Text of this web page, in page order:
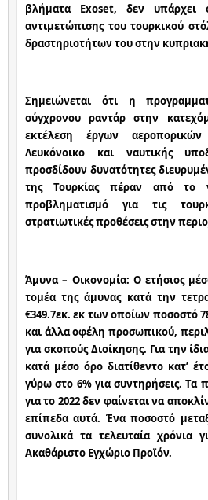
βλήματα Exoset, δεν υπάρχει
αντιμετώπισης του τουρκικού
δραστηριοτήτων του στην
Σημειώνεται ότι η
σύγχρονου ραντάρ στην
εκτέλεση έργων
Λευκόνοικο και ναυτικής
προσδίδουν δυνατότητες
της Τουρκίας πέραν από το
προβληματισμό για τις
στρατιωτικές προθέσεις στην
Άμυνα – Οικονομία: Ο ετήσιος
τομέα της άμυνας κατά την
€349.7εκ. εκ των οποίων ποσοστό
και άλλα οφέλη προσωπικού,
για σκοπούς Διοίκησης. Για την
κατά μέσο όρο διατίθεντο κατ’
γύρω στο 6% για συντηρήσεις. Τα
για το 2022 δεν φαίνεται να
επίπεδα αυτά. Ένα ποσοστό
συνολικά τα τελευταία χρόνια
Ακαθάριστο Εγχώριο Προϊόν.